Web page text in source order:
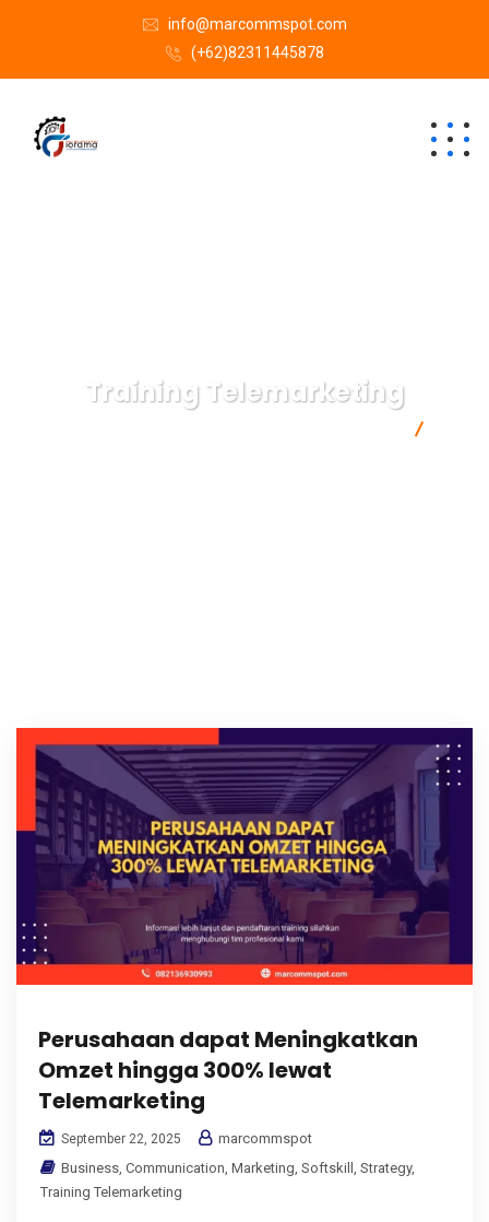
info@marcommspot.com
(+62)82311445878
Training Telemarketing
Perusahaan dapat Meningkatkan
Omzet hingga 300% lewat
Telemarketing
September 22, 2025
marcommspot
Business, Communication, Marketing, Softskill , Strategy,
Training Telemarketing